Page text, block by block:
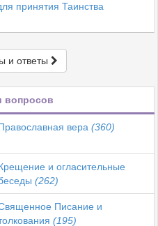
принятия Таинства
и ответы
вопросов
вера (360)
и огласительные
(262)
Писание и
(195)